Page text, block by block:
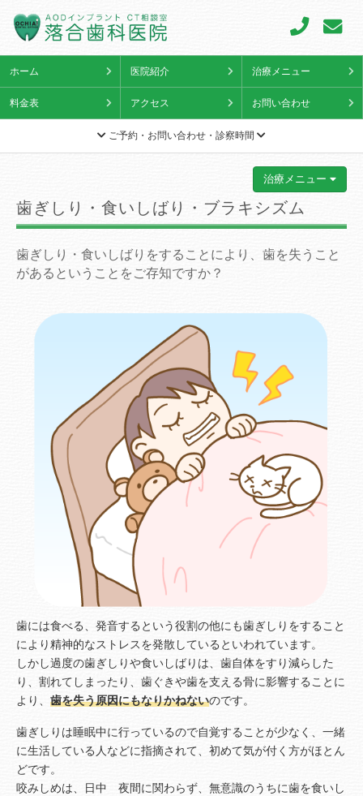
ホーム 医院紹介 治療メニュー
料金表 アクセス お問い合わせ
ご予約・お問い合わせ・診察時間
治療メニュー
歯ぎしり・食いしばり・ブラキシズム
歯ぎしり・食いしばりをすることにより、歯を失うこと
があるということをご存知ですか？
歯には食べる、発音するという役割の他にも歯ぎしりをすること
により精神的なストレスを発散しているといわれています。
しかし過度の歯ぎしりや食いしばりは、歯自体をすり減らした
り、割れてしまったり、歯ぐきや歯を支える骨に影響することに
より、 歯を失う原因にもなりかねないのです。
歯ぎしりは睡眠中に行っているので自覚することが少なく、一緒
に生活している人などに指摘されて、初めて気が付く方がほとん
どです。
咬みしめは、日中 夜間に関わらず、無意識のうちに歯を食いし